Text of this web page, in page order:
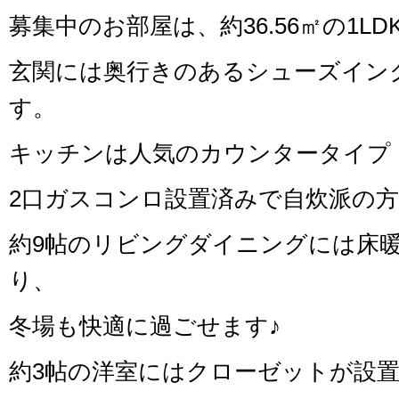
募集中のお部屋は、約36.56㎡の
玄関には奥行きのあるシューズイ
す。
キッチンは人気のカウンタータイプ
2口ガスコンロ設置済みで自炊派の
約9帖のリビングダイニングには床
り、
冬場も快適に過ごせます♪
約3帖の洋室にはクローゼットが設